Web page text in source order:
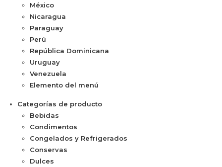
México
Nicaragua
Paraguay
Perú
República Dominicana
Uruguay
Venezuela
Elemento del menú
Categorías de producto
Bebidas
Condimentos
Congelados y Refrigerados
Conservas
Dulces